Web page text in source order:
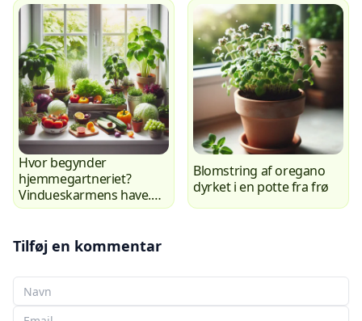
Hvor begynder
hjemmegartneriet?
Vindueskarmens have.
Del 1
Blomstring af oregano
dyrket i en potte fra frø
Tilføj en kommentar
Dit navn
Din e-mail